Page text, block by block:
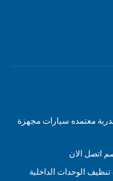
معتمده سيارات مجهزة
اتصل الان
الوحدات الداخلية